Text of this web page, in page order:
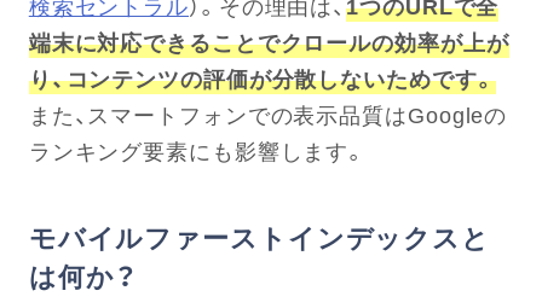
端末に対応できることでクロールの効率が上が
り、コンテンツの評価が分散しないためです。
また、スマートフォンでの表示品質はGoogleの
ランキング要素にも影響します。
モバイルファーストインデックスと
は何か？